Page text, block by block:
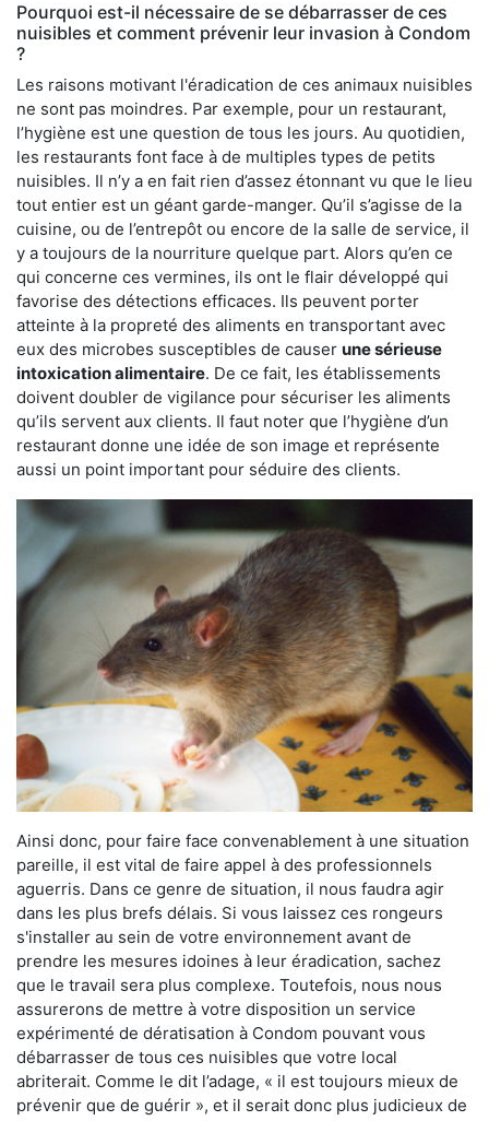
Pourquoi est-il nécessaire de se débarrasser de ces
nuisibles et comment prévenir leur invasion à Condom
?
Les raisons motivant l'éradication de ces animaux nuisibles
ne sont pas moindres. Par exemple, pour un restaurant,
l’hygiène est une question de tous les jours. Au quotidien,
les restaurants font face à de multiples types de petits
nuisibles. Il n’y a en fait rien d’assez étonnant vu que le lieu
tout entier est un géant garde-manger. Qu’il s’agisse de la
cuisine, ou de l’entrepôt ou encore de la salle de service, il
y a toujours de la nourriture quelque part. Alors qu’en ce
qui concerne ces vermines, ils ont le flair développé qui
favorise des détections efficaces. Ils peuvent porter
atteinte à la propreté des aliments en transportant avec
eux des microbes susceptibles de causer une sérieuse
intoxication alimentaire. De ce fait, les établissements
doivent doubler de vigilance pour sécuriser les aliments
qu’ils servent aux clients. Il faut noter que l’hygiène d’un
restaurant donne une idée de son image et représente
aussi un point important pour séduire des clients.
Ainsi donc, pour faire face convenablement à une situation
pareille, il est vital de faire appel à des professionnels
aguerris. Dans ce genre de situation, il nous faudra agir
dans les plus brefs délais. Si vous laissez ces rongeurs
s'installer au sein de votre environnement avant de
prendre les mesures idoines à leur éradication, sachez
que le travail sera plus complexe. Toutefois, nous nous
assurerons de mettre à votre disposition un service
expérimenté de dératisation à Condom pouvant vous
débarrasser de tous ces nuisibles que votre local
abriterait. Comme le dit l’adage, « il est toujours mieux de
prévenir que de guérir », et il serait donc plus judicieux de